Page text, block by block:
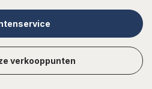
verkooppunten